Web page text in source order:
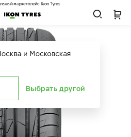
и Московская
Выбрать другой
маркетплейс Ikon Tyres